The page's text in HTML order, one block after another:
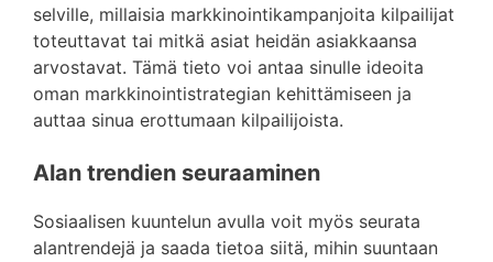
selville, millaisia markkinointikampanjoita kilpailijat
toteuttavat tai mitkä asiat heidän asiakkaansa
arvostavat. Tämä tieto voi antaa sinulle ideoita
oman markkinointistrategian kehittämiseen ja
auttaa sinua erottumaan kilpailijoista.
Alan trendien seuraaminen
Sosiaalisen kuuntelun avulla voit myös seurata
alantrendejä ja saada tietoa siitä, mihin suuntaan